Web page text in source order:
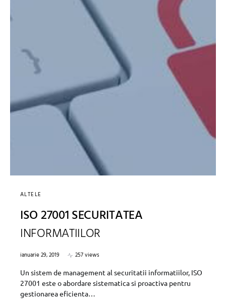
ALTELE
ISO 27001 SECURITATEA
INFORMATIILOR
ianuarie 29, 2019
257 views
Un sistem de management al securitatii informatiilor, ISO
27001 este o abordare sistematica si proactiva pentru
gestionarea eficienta…